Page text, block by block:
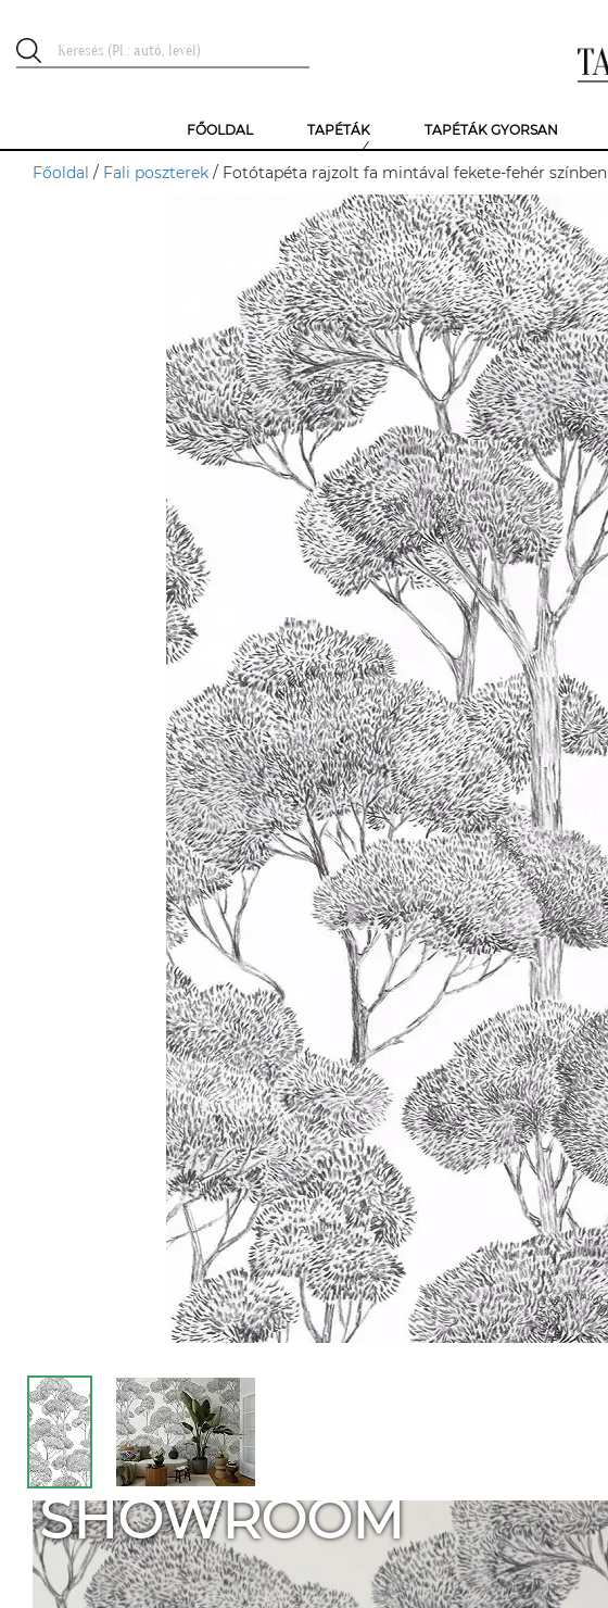
FŐOLDAL TAPÉTÁK TAPÉTÁK GYORSAN
Főoldal / Fali poszterek / Fotótapéta rajzolt fa mintával fekete-fehér színben
SHOWROOM